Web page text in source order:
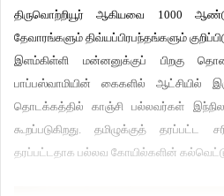
திருவொற்றியூர் ஆகியவை 1000
தேவாரங்களும் திவ்யப்பிரபந்தங்களும்
இளம்கிள்ளி மன்னனுக்குப் பிறகு
பாப்பஸ்வாமியின் கைகளில் ஆட்சியில்
தொடக்கத்தில் காஞ்சி பல்லவர்கள்
கூறப்படுகிறது. தமிழுக்குத் தரப்பட்ட
தரப்பட்டதாக பல்லவ கோயில்களின்